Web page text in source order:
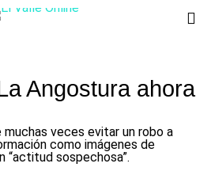
Angostura ahora
veces evitar un robo a
como imágenes de
“actitud sospechosa”.